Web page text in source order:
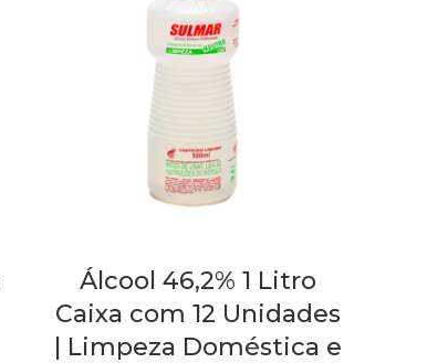
Álcool 46,2% 1 Litro
Caixa com 12 Unidades
| Limpeza Doméstica e